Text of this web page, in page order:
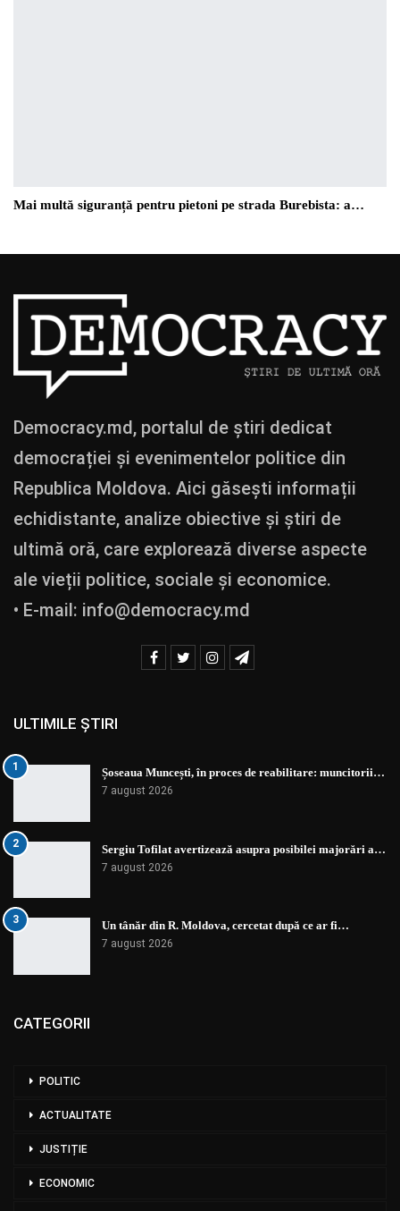
Mai multă siguranță pentru pietoni pe strada Burebista: a…
Democracy.md, portalul de știri dedicat
democrației și evenimentelor politice din
Republica Moldova. Aici găsești informații
echidistante, analize obiective și știri de
ultimă oră, care explorează diverse aspecte
ale vieții politice, sociale și economice.
• E-mail: info@democracy.md
ULTIMILE ȘTIRI
1 Șoseaua Muncești, în proces de reabilitare: muncitorii…
7 august 2026
2 Sergiu Tofilat avertizează asupra posibilei majorări a…
7 august 2026
3 Un tânăr din R. Moldova, cercetat după ce ar fi…
7 august 2026
CATEGORII
POLITIC
ACTUALITATE
JUSTIȚIE
ECONOMIC